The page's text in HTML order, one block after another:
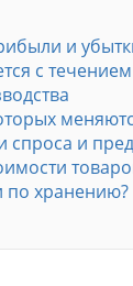
и
с
спроса и
по хранению?